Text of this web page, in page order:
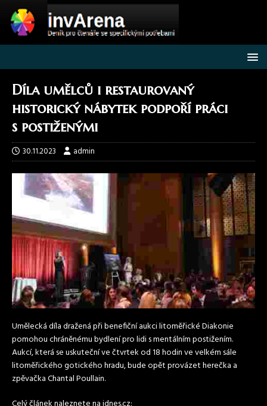
Díla umělců i restaurovaný
historický nábytek podpoří práci
s postiženými
30.11.2023 admin
Umělecká díla dražená při benefiční aukci litoměřické Diakonie
pomohou chráněnému bydlení pro lidi s mentálním postižením.
Aukcí, která se uskuteční ve čtvrtek od 18 hodin ve velkém sále
litoměřického gotického hradu, bude opět provázet herečka a
zpěvačka Chantal Poullain.